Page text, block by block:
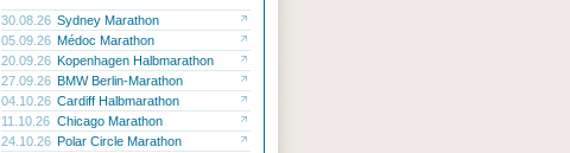
30.08.26 Sydney Marathon
05.09.26 Médoc Marathon
20.09.26 Kopenhagen Halbmarathon
27.09.26 BMW Berlin-Marathon
04.10.26 Cardiff Halbmarathon
11.10.26 Chicago Marathon
24.10.26 Polar Circle Marathon